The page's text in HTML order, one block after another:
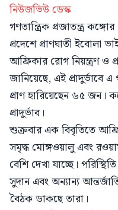
নিউজভিউ ডেস্ক
গণতান্ত্রিক প্রজাতন্ত্র
প্রদেশে প্রাণঘাতী ইবোলা
আফ্রিকার রোগ নিয়ন্ত্রণ ও
জানিয়েছে, এই প্রাদুর্ভাবে
প্রাণ হারিয়েছেন ৬৫ জন।
প্রাদুর্ভাব।
শুক্রবার এক বিবৃতিতে
সমৃদ্ধ মোঙ্গওয়ালু এবং
বেশি দেখা যাচ্ছে।
সুদান এবং অন্যান্য
বৈঠক ডাকছে তারা।